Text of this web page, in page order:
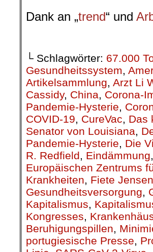
Dank an „trend“ und
└ Schlagwörter: 67.000
Gesundheitssystem,
Artikelsammlung, Arzt Li
Cassidy, China, Corona-
Pandemie-Hysterie,
COVID-19, CureVac, Das
Senator von Louisiana,
Pandemie-Hysterie, Die
R. Redfield, Eindämmung,
Europäischen Zentrums
Krankheiten, Fiete Jensen
Gesundheitsversorgung,
Kapitalismus,
Kongresses,
Beruhigungspillen,
portugiesische Presse,